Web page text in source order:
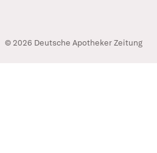
© 2026 Deutsche Apotheker Zeitung